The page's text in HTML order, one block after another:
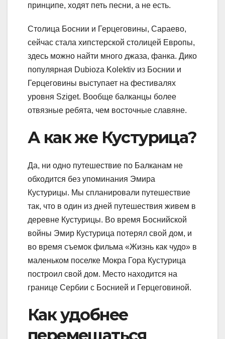
принципе, ходят петь песни, а не есть.
Столица Боснии и Герцеговины, Сараево,
сейчас стала хипстерской столицей Европы,
здесь можно найти много джаза, фанка. Дико
популярная Dubioza Kolektiv из Боснии и
Герцеговины выступает на фестивалях
уровня Sziget. Вообще балканцы более
отвязные ребята, чем восточные славяне.
А как же Кустурица?
Да, ни одно путешествие по Балканам не
обходится без упоминания Эмира
Кустурицы. Мы спланировали путешествие
так, что в один из дней путешествия живем в
деревне Кустурицы. Во время Боснийской
войны Эмир Кустурица потерял свой дом, и
во время съемок фильма «Жизнь как чудо» в
маленьком поселке Мокра Гора Кустурица
построил свой дом. Место находится на
границе Сербии с Боснией и Герцеговиной.
Как удобнее